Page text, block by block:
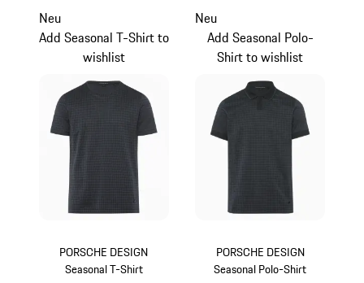
PORSCHE DESIGN
Seasonal T-Shirt
Neu
Add Seasonal T-Shirt to
wishlist
PORSCHE DESIGN
Seasonal Polo-Shirt
Neu
Add Seasonal Polo-
Shirt to wishlist